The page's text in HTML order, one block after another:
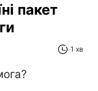
пакет
1 хв